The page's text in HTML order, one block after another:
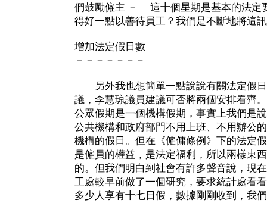
們鼓勵僱主 －— 這十個星期是基本的法
得好一點以善待員工？我們是不斷地將這
增加法定假日數
－－－－－－－
另外我也想簡單一點說說有關法定假日
議，李慧琼議員建議可否將兩個安排看齊
公眾假期是一個機構假期，事實上我們是
公共機構和政府部門不用上班、不用辦公
機構的假日。但在《僱傭條例》下的法定
是僱員的權益，是法定福利，所以兩樣東
的。但我們明白到社會有許多聲音說，現
工處較早前做了一個研究，要求統計處看
多少人享有十七日假，數據剛剛收到，我